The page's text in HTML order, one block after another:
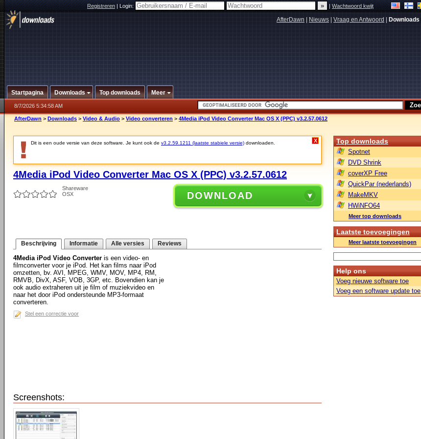
Registreren|Login: |Wachtwoord kwijt
AfterDawn Nieuws Vraag en Antwoord Downloads
Startpagina Downloads Top downloads Meer
8/7/2026 5:34:58 AM
AfterDawn > Downloads > Video & Audio > Video converteren > 4Media iPod Video Converter Mac OS X (PPC) v3.2.57.0612
Dit is een oude versie van deze software. Je kunt ook de v3.2.59.1211 (laatste stabiele versie) downloaden. X
4Media iPod Video Converter Mac OS X (PPC) v3.2.57.0612
Shareware
OSX
DOWNLOAD
Beschrijving Informatie Alle versies Reviews
4Media iPod Video Converter is een video- en
filmconverter voor je iPod. Het kan films naar iPod
omzetten, bv. AVI, MPEG, WMV, MOV, MP4, RM,
RMVB, DivX, ASF, VOB, 3GP, etc. Bovendien kan je
ook audio extraheren uit je film of muziekvideo en
naar het door iPod ondersteunde MP3-formaat
converteren.
Stel een correctie voor
Screenshots:
Top downloads
Spotnet
DVD Shrink
coverXP Free
QuickPar (nederlands)
MakeMKV
HWiNFO64
Meer top downloads
Laatste toevoegingen
Meer laatste toevoegingen
Help ons
Voeg nieuwe software toe
Voeg een software update toe